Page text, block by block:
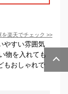
を楽天でチェック >>
やすい雰囲気
物を入れても
もおしゃれで